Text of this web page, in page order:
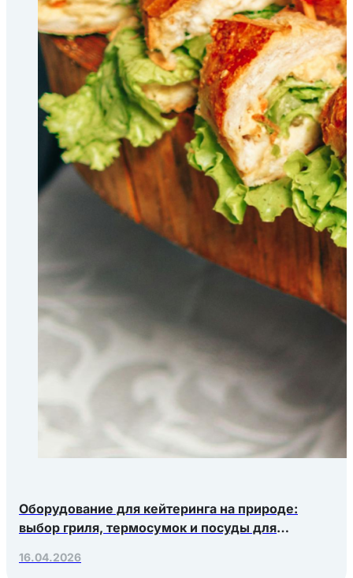
Оборудование для кейтеринга на природе:
выбор гриля, термосумок и посуды для
16.04.2026